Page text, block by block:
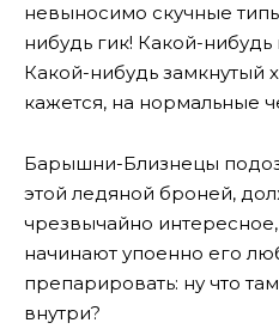
невыносимо скучные
нибудь гик! Какой-
Какой-нибудь замкнутый
кажется, на нормальные
Барышни-Близнецы
этой ледяной броней,
чрезвычайно
начинают упоенно его
препарировать: ну что
внутри?